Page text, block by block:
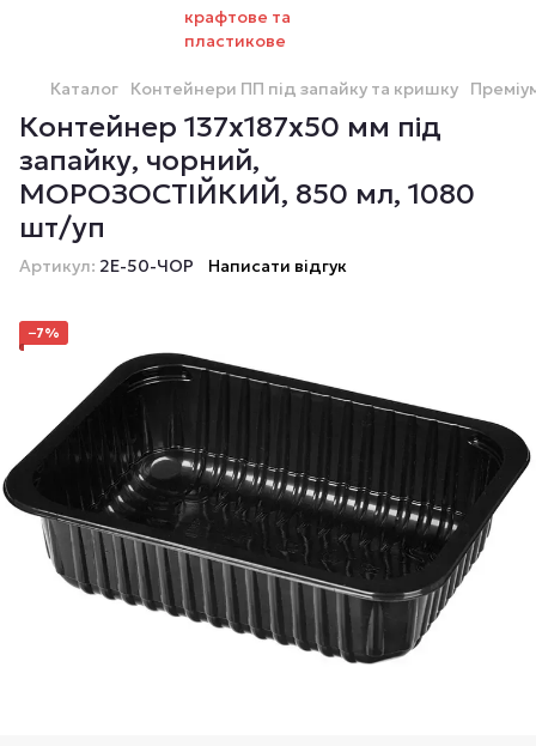
Каталог Контейнери ПП під запайку та кришку
Контейнер 137х187х50 мм під
запайку, чорний,
МОРОЗОСТІЙКИЙ, 850 мл, 1080
шт/уп
Артикул: 2Е-50-ЧОР Написати відгук
−7%